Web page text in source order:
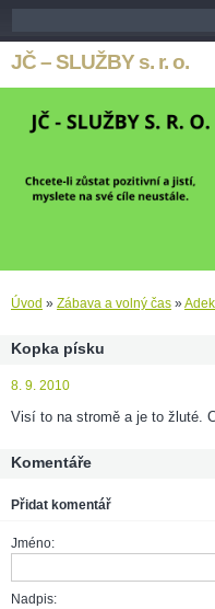
JČ – SLUŽBY s. r. o.
Úvod » Zábava a volný čas »
Kopka písku
8. 9. 2010
Visí to na stromě a je to žluté.
Komentáře
Přidat komentář
Jméno:
Nadpis: